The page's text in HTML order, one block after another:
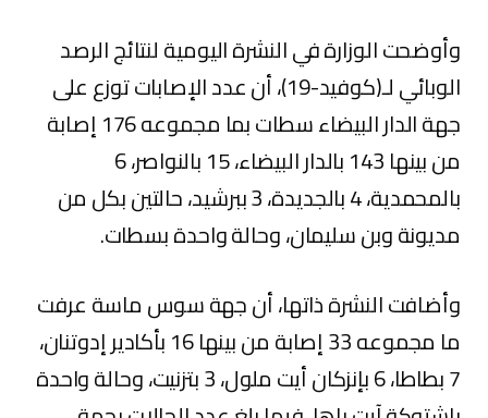
وأوضحت الوزارة في النشرة اليومية لنتائج الرصد
الوبائي لـ(كوفيد-19)، أن عدد الإصابات توزع على
جهة الدار البيضاء سطات بما مجموعه 176 إصابة
من بينها 143 بالدار البيضاء، 15 بالنواصر، 6
بالمحمدية، 4 بالجديدة، 3 ببرشيد، حالتين بكل من
مديونة وبن سليمان، وحالة واحدة بسطات.
وأضافت النشرة ذاتها، أن جهة سوس ماسة عرفت
ما مجموعه 33 إصابة من بينها 16 بأكادير إدوتنان،
7 بطاطا، 6 بإنزكان أيت ملول، 3 بتزنيت، وحالة واحدة